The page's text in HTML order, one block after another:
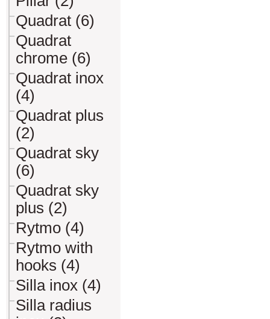
Quadrat (6)
Quadrat
chrome (6)
Quadrat inox
(4)
Quadrat plus
(2)
Quadrat sky
(6)
Quadrat sky
plus (2)
Rytmo (4)
Rytmo with
hooks (4)
Silla inox (4)
Silla radius